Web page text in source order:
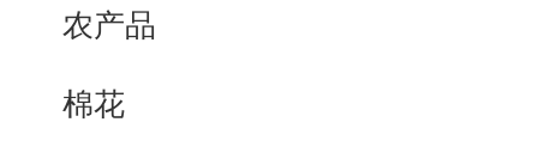
农产品
棉花